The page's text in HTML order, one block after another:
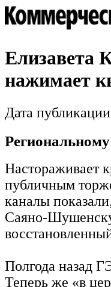
нажимает
Дата
Настораживает
публичным
каналы
Саяно-
Полгода назад
Теперь же «в